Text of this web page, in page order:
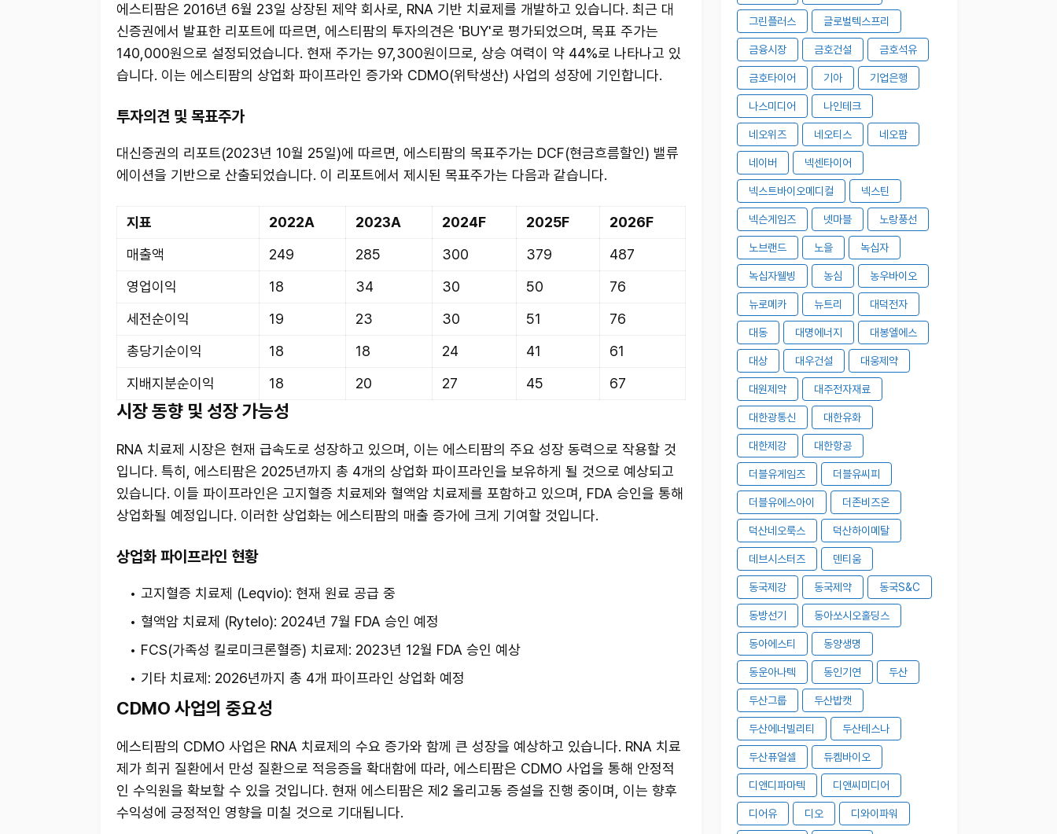
에스티팜은 2016년 6월 23일 상장된 제약 회사로, RNA 기반 치료제를 개발하고 있습니다. 최근 대
신증권에서 발표한 리포트에 따르면, 에스티팜의 투자의견은 'BUY'로 평가되었으며, 목표 주가는
140,000원으로 설정되었습니다. 현재 주가는 97,300원이므로, 상승 여력이 약 44%로 나타나고 있
습니다. 이는 에스티팜의 상업화 파이프라인 증가와 CDMO(위탁생산) 사업의 성장에 기인합니다.
투자의견 및 목표주가
대신증권의 리포트(2023년 10월 25일)에 따르면, 에스티팜의 목표주가는 DCF(현금흐름할인) 밸류
에이션을 기반으로 산출되었습니다. 이 리포트에서 제시된 목표주가는 다음과 같습니다.
지표 2022A 2023A 2024F 2025F
2026F
매출액
249 285 300 379
487
영업이익
18 34 30 50
76
세전순이익
19 23 30 51
76
총당기순이익
18 18 24 41
61
지배지분순이익
18 20 27 45 67
시장 동향 및 성장 가능성
RNA 치료제 시장은 현재 급속도로 성장하고 있으며, 이는 에스티팜의 주요 성장 동력으로 작용할 것
입니다. 특히, 에스티팜은 2025년까지 총 4개의 상업화 파이프라인을 보유하게 될 것으로 예상되고
있습니다. 이들 파이프라인은 고지혈증 치료제와 혈액암 치료제를 포함하고 있으며, FDA 승인을 통해
상업화될 예정입니다. 이러한 상업화는 에스티팜의 매출 증가에 크게 기여할 것입니다.
상업화 파이프라인 현황
고지혈증 치료제 (Leqvio): 현재 원료 공급 중
혈액암 치료제 (Rytelo): 2024년 7월 FDA 승인 예정
FCS(가족성 킬로미크론혈증) 치료제: 2023년 12월 FDA 승인 예상
기타 치료제: 2026년까지 총 4개 파이프라인 상업화 예정
CDMO 사업의 중요성
에스티팜의 CDMO 사업은 RNA 치료제의 수요 증가와 함께 큰 성장을 예상하고 있습니다. RNA 치료
제가 희귀 질환에서 만성 질환으로 적응증을 확대함에 따라, 에스티팜은 CDMO 사업을 통해 안정적
인 수익원을 확보할 수 있을 것입니다. 현재 에스티팜은 제2 올리고동 증설을 진행 중이며, 이는 향후
수익성에 긍정적인 영향을 미칠 것으로 기대됩니다.
그린플러스 글로벌텍스프리
금융시장 금호건설 금호석유
금호타이어 기아 기업은행
나스미디어 나인테크
네오위즈 네오티스 네오팜
네이버 넥센타이어
넥스트바이오메디컬 넥스틴
넥슨게임즈 넷마블 노랑풍선
노브랜드 노을 녹십자
녹십자웰빙 농심 농우바이오
뉴로메카 뉴트리 대덕전자
대동 대명에너지 대봉엘에스
대상 대우건설 대웅제약
대원제약 대주전자재료
대한광통신 대한유화
대한제강 대한항공
더블유게임즈 더블유씨피
더블유에스아이 더존비즈온
덕산네오룩스 덕산하이메탈
데브시스터즈 덴티움
동국제강 동국제약 동국S&C
동방선기 동아쏘시오홀딩스
동아에스티 동양생명
동운아나텍 동인기연 두산
두산그룹 두산밥캣
두산에너빌리티 두산테스나
두산퓨얼셀 듀켐바이오
디앤디파마텍 디앤씨미디어
디어유 디오 디와이파워